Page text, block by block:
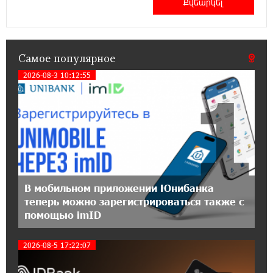
Flyone: Idram&IDBank
11:30:15 17-07-2026
Ucom и Microsoft Innovation Center помогают
школьникам развивать навыки
кибербезопасности
При поддержке Ucom в Шенаване
установлена солнечная станция мощностью
10 кВт
Юнибанк разыграет поездку в Италию среди
новых держателей карт Mastercard World
Самое популярное
2026-08-3 10:12:55
В мобильном приложении Юнибанка
теперь можно зарегистрироваться также с
помощью imID
1
2026-08-5 17:22:07